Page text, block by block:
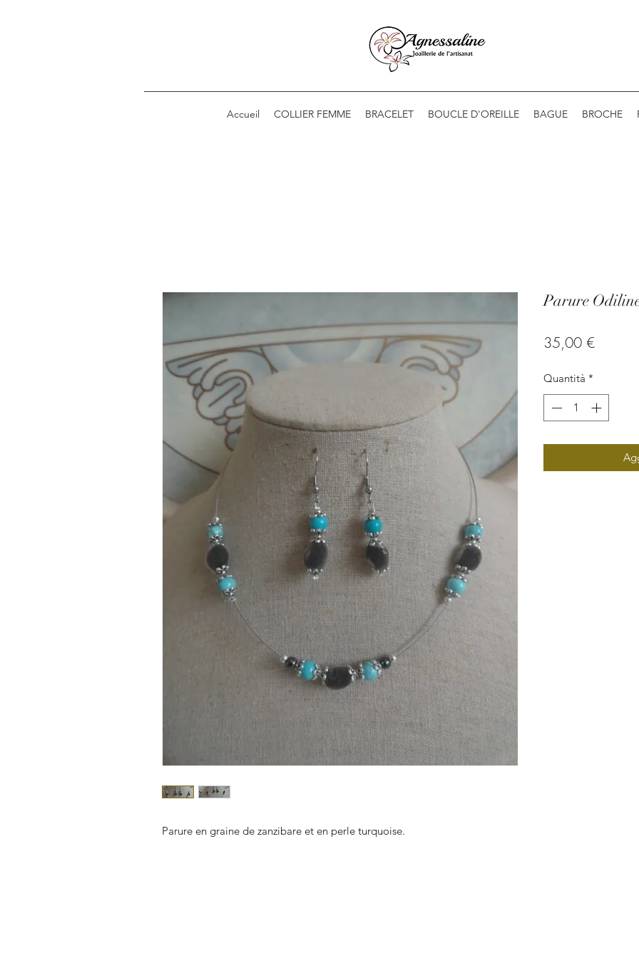
Accueil COLLIER FEMME BRACELET BOUCLE D'OREILLE BAGUE BROCHE
Parure en graine de zanzibare et en perle turquoise.
Parure
35,00 €Prezzo
Quantità *